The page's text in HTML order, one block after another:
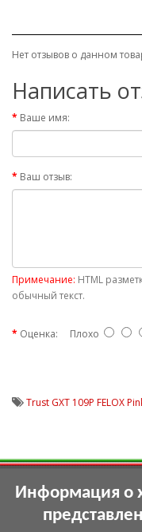
Нет отзывов о данном
Написать
Ваше имя:
Ваш отзыв:
Примечание: HTML
обычный текст.
Оценка: Плохо
Trust GXT 109P FELOX
Информация о